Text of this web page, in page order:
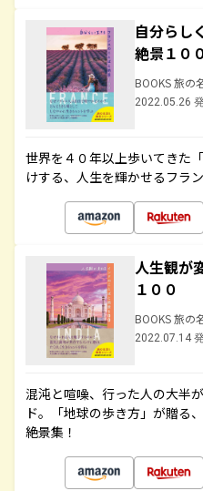
自分らし
絶景１０
BOOKS 旅の
2022.05.26
世界を４０年以上歩いてきた
けする、人生を輝かせるフラ
人生観が
１００
BOOKS 旅の
2022.07.14
混沌と喧噪、行った人の大半
ド。「地球の歩き方」が贈る
絶景集！